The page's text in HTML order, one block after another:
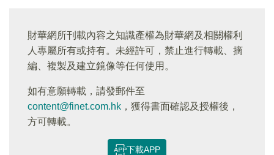
財華網所刊載內容之知識產權為財華網及相關權利
人專屬所有或持有。未經許可，禁止進行轉載、摘
編、複製及建立鏡像等任何使用。
如有意願轉載，請發郵件至
content@finet.com.hk ，獲得書面確認及授權後，
方可轉載。
下載APP